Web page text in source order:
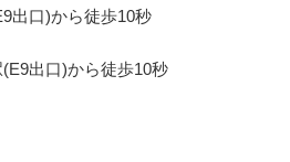
出口)から徒歩10秒
出口)から徒歩10秒